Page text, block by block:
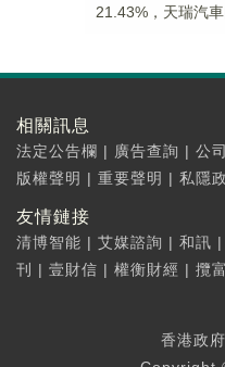
21.43%，天瑞汽
相關訊息
法定公告欄 | 廣告查詢 | 公
版權聲明 | 重要聲明 | 私隱
友情鏈接
清博智能 | 艾媒諮詢 | 和訊 |
刊
| 壹財信 | 權衡財經 | 攬
香港政